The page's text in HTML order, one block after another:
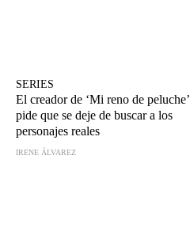
SERIES
El creador de ‘Mi reno de peluche’
pide que se deje de buscar a los
personajes reales
IRENE ÁLVAREZ